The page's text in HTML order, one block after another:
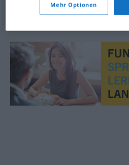
© OpenThesaurus.de
Mehr Optionen